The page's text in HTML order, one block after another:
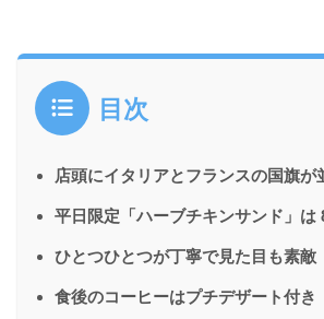
目次
店頭にイタリアとフランスの国旗が
平日限定「ハーブチキンサンド」は
ひとつひとつが丁寧で見た目も素敵
食後のコーヒーはプチデザート付き